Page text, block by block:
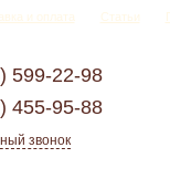
и оплата Статьи
599-22-98
455-95-88
звонок